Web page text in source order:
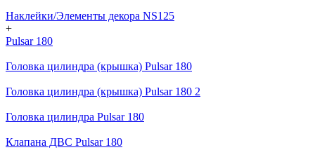
Наклейки/Элементы декора NS125
+
Pulsar 180
Головка цилиндра (крышка) Pulsar 180
Головка цилиндра (крышка) Pulsar 180 2
Головка цилиндра Pulsar 180
Клапана ДВС Pulsar 180